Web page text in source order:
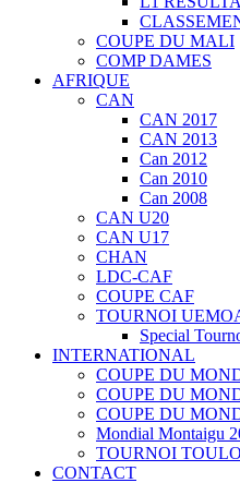
COUPE DU MALI
COMP DAMES
AFRIQUE
CAN
CAN 2017
CAN 2013
Can 2012
Can 2010
Can 2008
CAN U20
CAN U17
CHAN
LDC-CAF
COUPE CAF
TOURNOI
Special
INTERNATIONAL
COUPE DU
COUPE DU
COUPE DU
Mondial Montaigu
TOURNOI
CONTACT